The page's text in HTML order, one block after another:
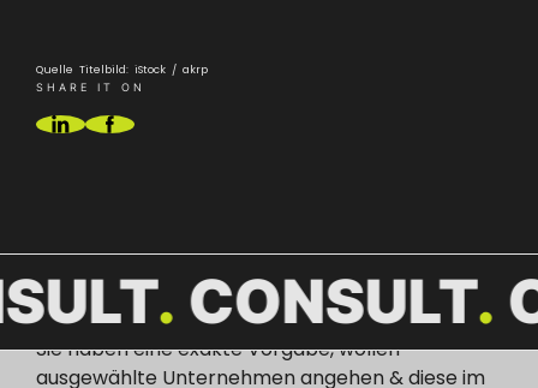
Quelle Titelbild: iStock / akrp
SHARE IT ON
CONSULT
VOLLEN ERFOLG!
Sie haben eine exakte Vorgabe, wollen
ausgewählte Unternehmen angehen & diese im